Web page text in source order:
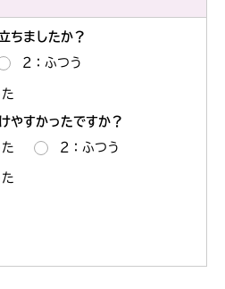
ちましたか？
2：ふつう
やすかったですか？
2：ふつう